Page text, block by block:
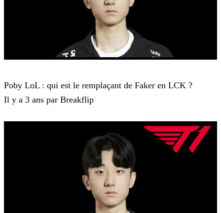
Poby LoL : qui est le remplaçant de Faker en LCK ?
Il y a 3 ans par Breakflip